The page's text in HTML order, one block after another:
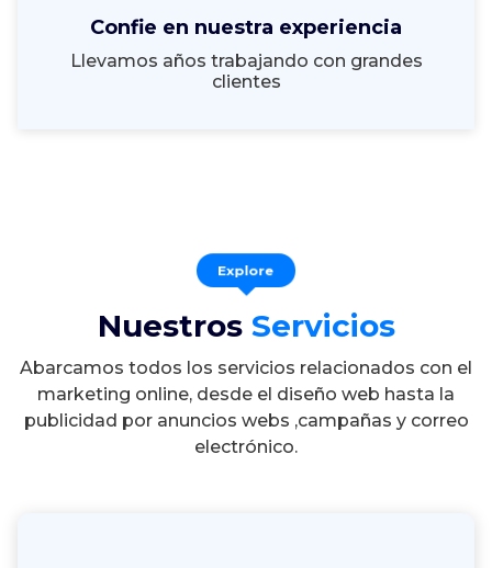
Confie en nuestra experiencia
Llevamos años trabajando con grandes
clientes
Explore
Nuestros Servicios
Abarcamos todos los servicios relacionados con el
marketing online, desde el diseño web hasta la
publicidad por anuncios webs ,campañas y correo
electrónico.